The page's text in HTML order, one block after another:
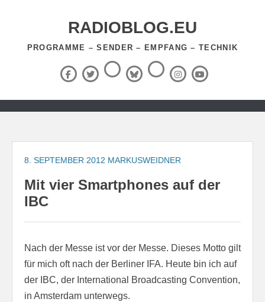
RADIOBLOG.EU
PROGRAMME – SENDER – EMPFANG – TECHNIK
Facebook
X
(Twitter)
ThreadsBlueSky
RSS-
Feed InstagramYouTube
Zum
springen
8. SEPTEMBER 2012 MARKUSWEIDNER
Mit vier Smartphones auf der
IBC
Nach der Messe ist vor der Messe. Dieses Motto gilt
für mich oft nach der Berliner IFA. Heute bin ich auf
der IBC, der International Broadcasting Convention,
in Amsterdam unterwegs.